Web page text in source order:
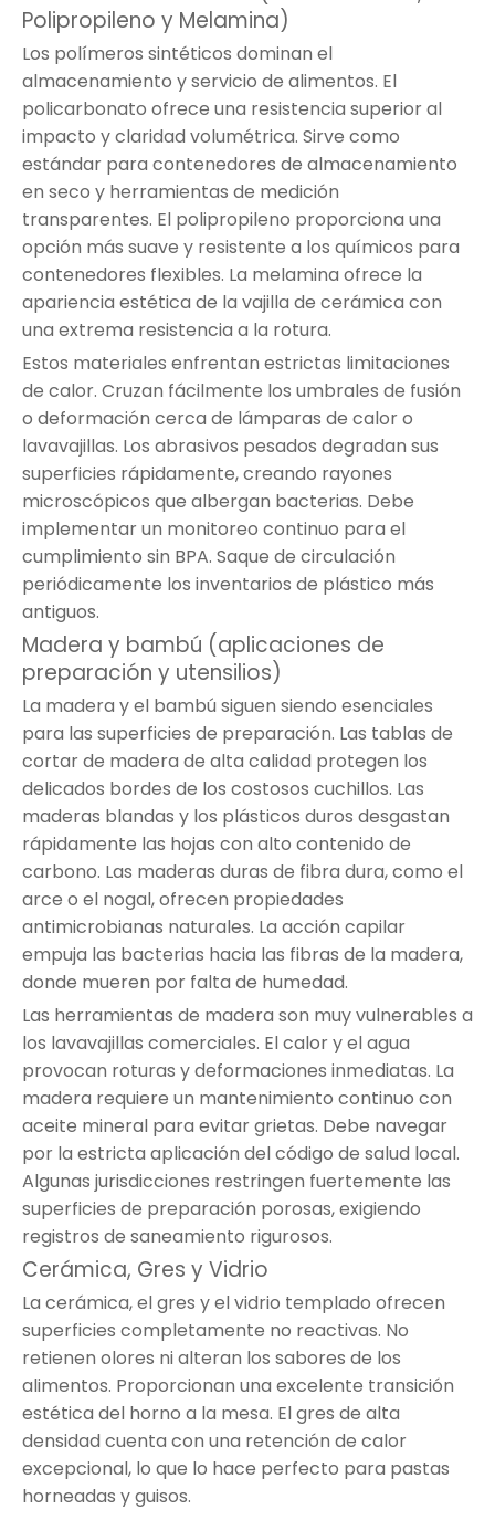
Polipropileno y Melamina)
Los polímeros sintéticos dominan el
almacenamiento y servicio de alimentos. El
policarbonato ofrece una resistencia superior al
impacto y claridad volumétrica. Sirve como
estándar para contenedores de almacenamiento
en seco y herramientas de medición
transparentes. El polipropileno proporciona una
opción más suave y resistente a los químicos para
contenedores flexibles. La melamina ofrece la
apariencia estética de la vajilla de cerámica con
una extrema resistencia a la rotura.
Estos materiales enfrentan estrictas limitaciones
de calor. Cruzan fácilmente los umbrales de fusión
o deformación cerca de lámparas de calor o
lavavajillas. Los abrasivos pesados ​​degradan sus
superficies rápidamente, creando rayones
microscópicos que albergan bacterias. Debe
implementar un monitoreo continuo para el
cumplimiento sin BPA. Saque de circulación
periódicamente los inventarios de plástico más
antiguos.
Madera y bambú (aplicaciones de
preparación y utensilios)
La madera y el bambú siguen siendo esenciales
para las superficies de preparación. Las tablas de
cortar de madera de alta calidad protegen los
delicados bordes de los costosos cuchillos. Las
maderas blandas y los plásticos duros desgastan
rápidamente las hojas con alto contenido de
carbono. Las maderas duras de fibra dura, como el
arce o el nogal, ofrecen propiedades
antimicrobianas naturales. La acción capilar
empuja las bacterias hacia las fibras de la madera,
donde mueren por falta de humedad.
Las herramientas de madera son muy vulnerables a
los lavavajillas comerciales. El calor y el agua
provocan roturas y deformaciones inmediatas. La
madera requiere un mantenimiento continuo con
aceite mineral para evitar grietas. Debe navegar
por la estricta aplicación del código de salud local.
Algunas jurisdicciones restringen fuertemente las
superficies de preparación porosas, exigiendo
registros de saneamiento rigurosos.
Cerámica, Gres y Vidrio
La cerámica, el gres y el vidrio templado ofrecen
superficies completamente no reactivas. No
retienen olores ni alteran los sabores de los
alimentos. Proporcionan una excelente transición
estética del horno a la mesa. El gres de alta
densidad cuenta con una retención de calor
excepcional, lo que lo hace perfecto para pastas
horneadas y guisos.